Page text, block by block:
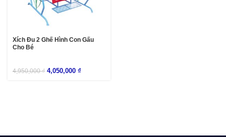
Xích Đu 2 Ghế Hình Con Gấu
Cho Bé
4,950,000₫ 4,050,000 ₫